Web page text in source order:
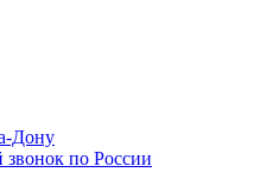
Дону
звонок по России